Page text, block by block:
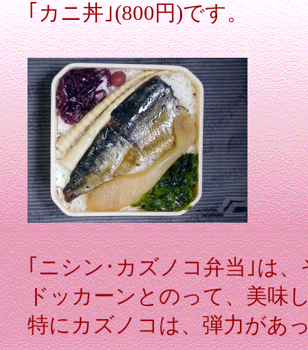
｢カニ丼｣(800円)です。
｢ニシン･カズノコ弁当｣は
ドッカーンとのって、美味
特にカズノコは、弾力があ